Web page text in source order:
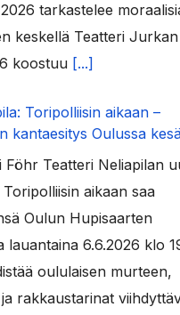
tarkastelee
keskellä Teatteri Jurkan
koostuu [...]
Toripolliisin aikaan –
kantaesitys Oulussa
Föhr Teatteri Neliapilan
aikaan saa
Oulun Hupisaarten
lauantaina 6.6.2026 klo
oululaisen murteen,
rakkaustarinat